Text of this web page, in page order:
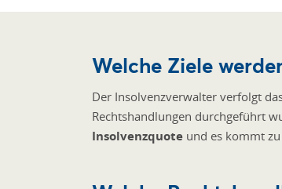
Welche Ziele
Der Insolvenzverwalter verfolgt
Rechtshandlungen durchgeführt
Insolvenzquote und es kommt